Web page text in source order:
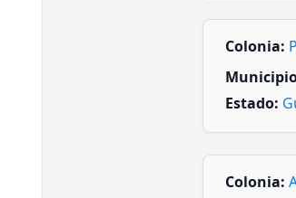
Colonia:
Estado:
Colonia: